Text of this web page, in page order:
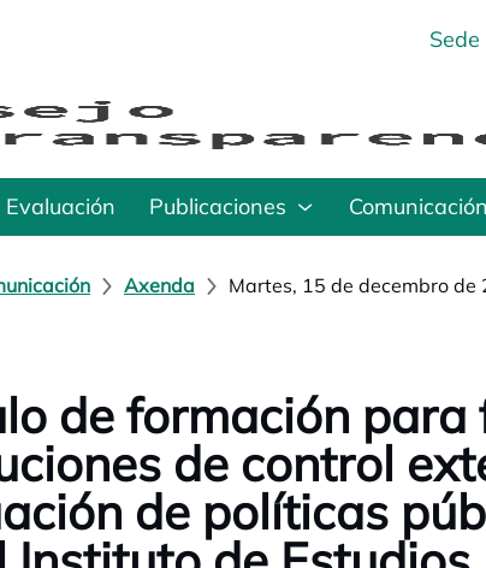
Evaluación Publicaciones Comunicación
Axenda Martes, 15 de decembro de
de formación
de control
de políticas